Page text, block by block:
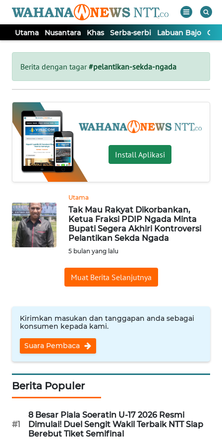
Utama Nusantara Khas Serba-serbi Labuan Bajo
Berita dengan tagar#pelantikan-sekda-ngada
Install Aplikasi
Utama
Tak Mau Rakyat Dikorbankan,
Ketua Fraksi PDIP Ngada Minta
Bupati Segera Akhiri Kontroversi
Pelantikan Sekda Ngada
5 bulan yang lalu
Muat Berita Selanjutnya
Kirimkan masukan dan tanggapan anda sebagai
konsumen kepada kami.
Suara Pembaca
Berita Populer
#1
8 Besar Piala Soeratin U-17 2026 Resmi
Dimulai! Duel Sengit Wakil Terbaik NTT Siap
Berebut Tiket Semifinal
Tutup
UTAMA
NUSANTARA
KHAS
SERBA-
SERBI
LABUAN
BAJO
KONTAK
KAMI
INFO
IKLAN
TENTANG
KAMI